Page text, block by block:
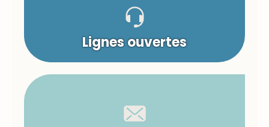
Lignes ouvertes